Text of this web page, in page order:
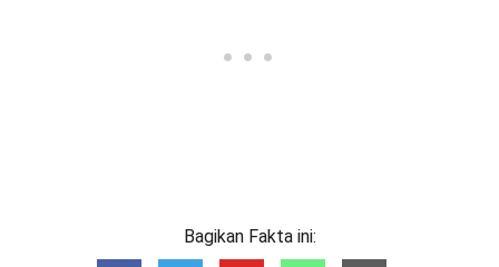
Bagikan Fakta ini: